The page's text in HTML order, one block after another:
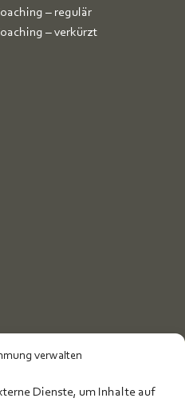
verwalten
Dienste, um Inhalte auf
– regulär
– verkürzt